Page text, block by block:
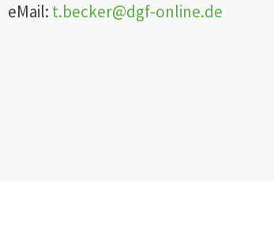
eMail: t.becker@dgf-online.de